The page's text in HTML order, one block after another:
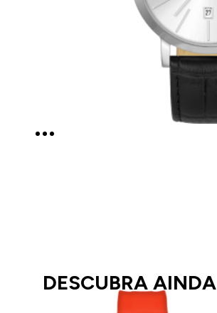
DESCUBRA AINDA